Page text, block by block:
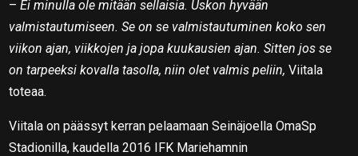
–Ei minulla ole mitään sellaisia. Uskon hyvään
valmistautumiseen. Se on se valmistautuminen koko sen
viikon ajan, viikkojen ja jopa kuukausien ajan. Sitten jos se
on tarpeeksi kovalla tasolla, niin olet valmis peliin,Viitala
toteaa.
Viitala on päässyt kerran pelaamaan Seinäjoella OmaSp
Stadionilla, kaudella 2016 IFK Mariehamnin